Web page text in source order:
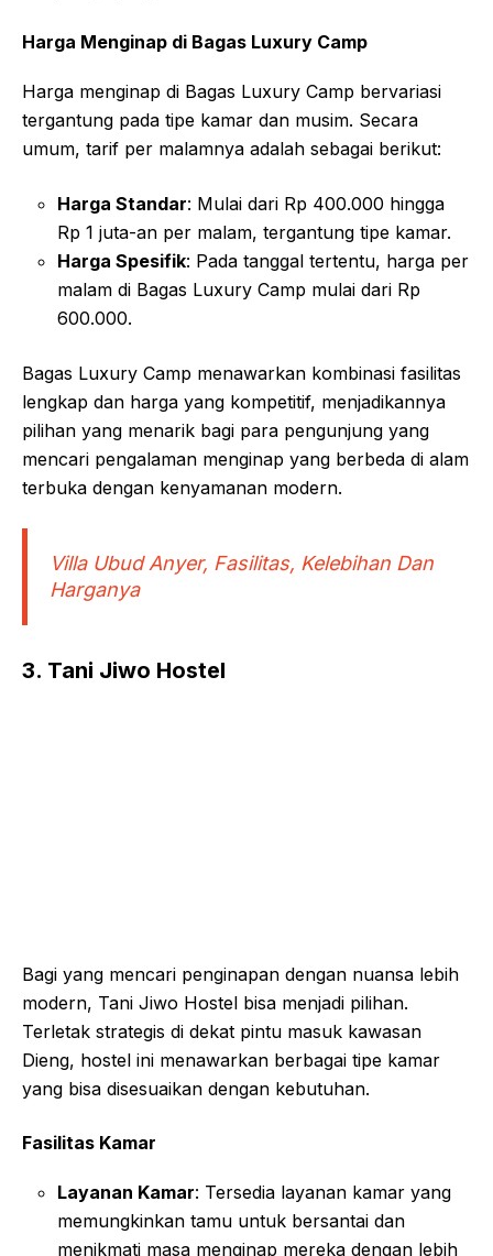
Harga Menginap di Bagas Luxury Camp
Harga menginap di Bagas Luxury Camp bervariasi
tergantung pada tipe kamar dan musim. Secara
umum, tarif per malamnya adalah sebagai berikut:
Harga Standar: Mulai dari Rp 400.000 hingga
Rp 1 juta-an per malam, tergantung tipe kamar.
Harga Spesifik: Pada tanggal tertentu, harga per
malam di Bagas Luxury Camp mulai dari Rp
600.000.
Bagas Luxury Camp menawarkan kombinasi fasilitas
lengkap dan harga yang kompetitif, menjadikannya
pilihan yang menarik bagi para pengunjung yang
mencari pengalaman menginap yang berbeda di alam
terbuka dengan kenyamanan modern.
Villa Ubud Anyer, Fasilitas, Kelebihan Dan
Harganya
3. Tani Jiwo Hostel
Bagi yang mencari penginapan dengan nuansa lebih
modern, Tani Jiwo Hostel bisa menjadi pilihan.
Terletak strategis di dekat pintu masuk kawasan
Dieng, hostel ini menawarkan berbagai tipe kamar
yang bisa disesuaikan dengan kebutuhan.
Fasilitas Kamar
Layanan Kamar: Tersedia layanan kamar yang
memungkinkan tamu untuk bersantai dan
menikmati masa menginap mereka dengan lebih